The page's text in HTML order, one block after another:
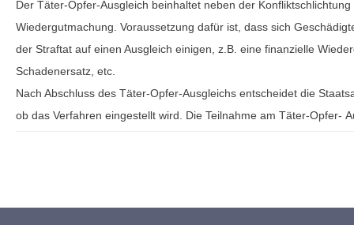
Der Täter-Opfer-Ausgleich beinhaltet neben der
Wiedergutmachung. Voraussetzung dafür ist, dass sich
der Straftat auf einen Ausgleich einigen, z.B. eine finanzielle
Schadenersatz, etc.
Nach Abschluss des Täter-Opfer-Ausgleichs entscheidet die
ob das Verfahren eingestellt wird. Die Teilnahme am Täter-Opfer-